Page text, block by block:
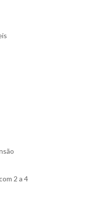
2 a 4